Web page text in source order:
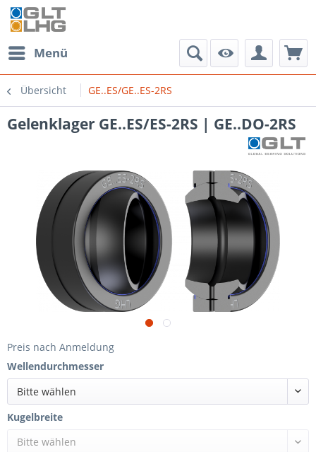
Menü
Übersicht GE..ES/GE..ES-2RS
Gelenklager GE..ES/ES-2RS | GE..DO-2RS
Preis nach Anmeldung
Wellendurchmesser
Bitte wählen
Kugelbreite
Bitte wählen